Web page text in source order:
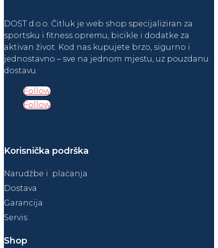
DOST d.o.o. Čitluk je web shop specijaliziran za
sportsku i fitness opremu, bicikle i dodatke za
aktivan život. Kod nas kupujete brzo, sigurno i
jednostavno – sve na jednom mjestu, uz pouzdanu
dostavu.
Follow
Follow
Korisnička podrška
Narudžbe i plaćanja
Dostava
Garancija
Servis
Shop